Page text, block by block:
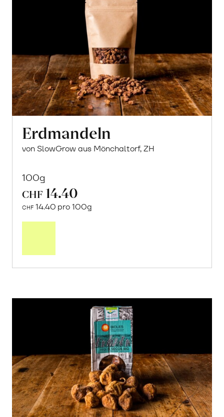
Erdmandeln
von SlowGrow aus Mönchaltorf, ZH
100g
CHF 14.40
CHF 14.40 pro 100g